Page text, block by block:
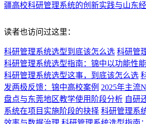
疆高校科研管理系统的创新实践与山东
读者也访问过这里：
科研管理系统选型到底该怎么选 科研管
科研管理系统选型指南：锦中以功能性
科研管理系统选型这事，到底该怎么选
发两极反馈：锦中高校案例 2025年主流
盘点与东莞地区教学使用阶段分析 自研
系统在项目实施阶段的抉择 科研管理系